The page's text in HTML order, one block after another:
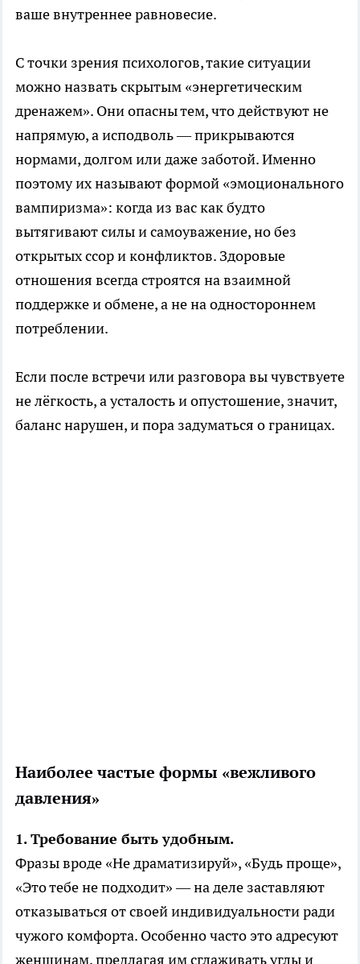
ваше внутреннее равновесие.
С точки зрения психологов, такие ситуации
можно назвать скрытым «энергетическим
дренажем». Они опасны тем, что действуют не
напрямую, а исподволь — прикрываются
нормами, долгом или даже заботой. Именно
поэтому их называют формой «эмоционального
вампиризма»: когда из вас как будто
вытягивают силы и самоуважение, но без
открытых ссор и конфликтов. Здоровые
отношения всегда строятся на взаимной
поддержке и обмене, а не на одностороннем
потреблении.
Если после встречи или разговора вы чувствуете
не лёгкость, а усталость и опустошение, значит,
баланс нарушен, и пора задуматься о границах.
Наиболее частые формы «вежливого
давления»
1. Требование быть удобным.
Фразы вроде «Не драматизируй», «Будь проще»,
«Это тебе не подходит» — на деле заставляют
отказываться от своей индивидуальности ради
чужого комфорта. Особенно часто это адресуют
женщинам, предлагая им сглаживать углы и